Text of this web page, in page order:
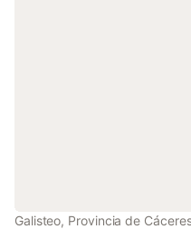
Galisteo, Provincia de